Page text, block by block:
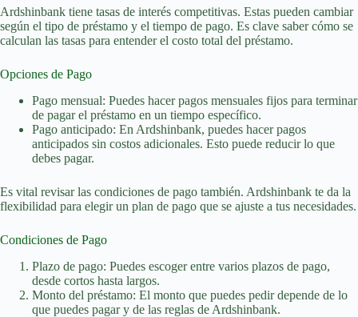
Ardshinbank tiene tasas de interés competitivas. Estas pueden cambiar
según el tipo de préstamo y el tiempo de pago. Es clave saber cómo se
calculan las tasas para entender el costo total del préstamo.
Opciones de Pago
Pago mensual: Puedes hacer pagos mensuales fijos para terminar
de pagar el préstamo en un tiempo específico.
Pago anticipado: En Ardshinbank, puedes hacer pagos
anticipados sin costos adicionales. Esto puede reducir lo que
debes pagar.
Es vital revisar las condiciones de pago también. Ardshinbank te da la
flexibilidad para elegir un plan de pago que se ajuste a tus necesidades.
Condiciones de Pago
Plazo de pago: Puedes escoger entre varios plazos de pago,
desde cortos hasta largos.
Monto del préstamo: El monto que puedes pedir depende de lo
que puedes pagar y de las reglas de Ardshinbank.